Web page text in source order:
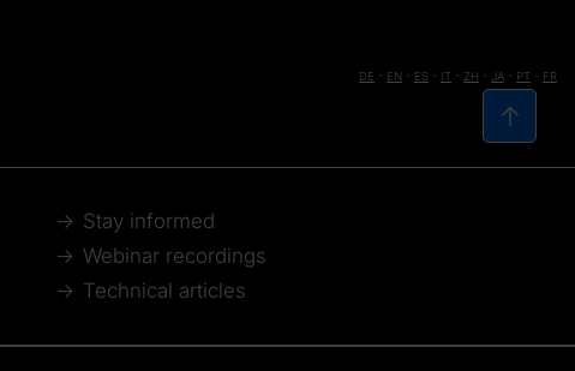
DE EN ES IT ZH JA PT FR
Stay informed
Webinar recordings
Technical articles